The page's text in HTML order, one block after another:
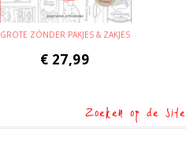
GROTE ZÓNDER PAKJES & ZAKJES
€ 27,99
Zoeken op de site